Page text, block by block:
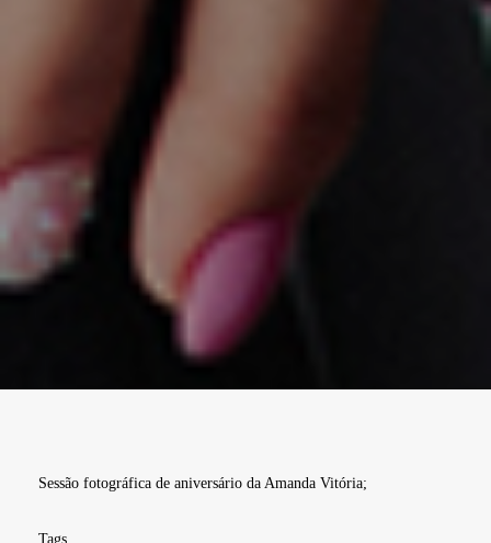
Sessão fotográfica de aniversário da Amanda Vitória;
Tags